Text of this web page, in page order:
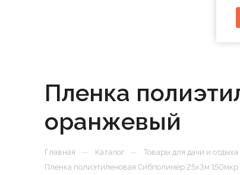
Пленка
оранжевый
Главная — Каталог — Товары для дачи и отдыха
Пленка полиэтиленовая Сибполимер 25х3м